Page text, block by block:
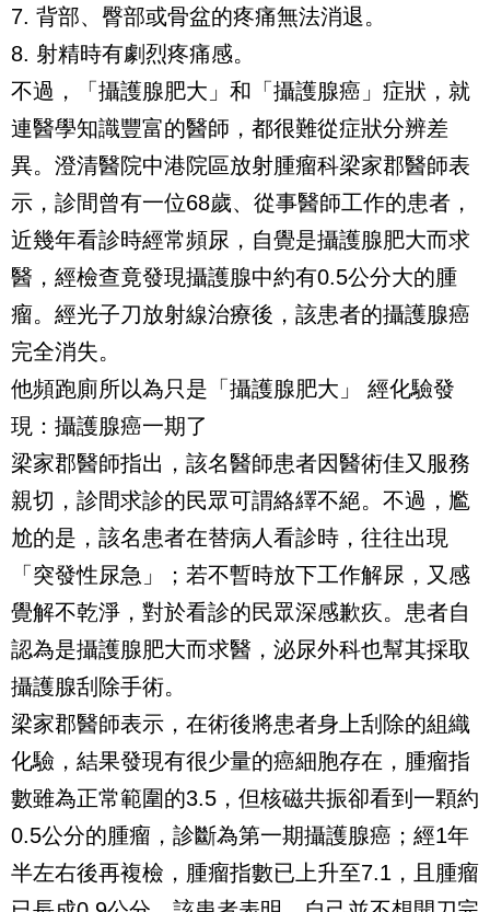
7. 背部、臀部或骨盆的疼痛無法消退。
8. 射精時有劇烈疼痛感。
不過，「攝護腺肥大」和「攝護腺癌」症狀，就
連醫學知識豐富的醫師，都很難從症狀分辨差
異。澄清醫院中港院區放射腫瘤科梁家郡醫師表
示，診間曾有一位68歲、從事醫師工作的患者，
近幾年看診時經常頻尿，自覺是攝護腺肥大而求
醫，經檢查竟發現攝護腺中約有0.5公分大的腫
瘤。經光子刀放射線治療後，該患者的攝護腺癌
完全消失。
他頻跑廁所以為只是「攝護腺肥大」 經化驗發
現：攝護腺癌一期了
梁家郡醫師指出，該名醫師患者因醫術佳又服務
親切，診間求診的民眾可謂絡繹不絕。不過，尷
尬的是，該名患者在替病人看診時，往往出現
「突發性尿急」；若不暫時放下工作解尿，又感
覺解不乾淨，對於看診的民眾深感歉疚。患者自
認為是攝護腺肥大而求醫，泌尿外科也幫其採取
攝護腺刮除手術。
梁家郡醫師表示，在術後將患者身上刮除的組織
化驗，結果發現有很少量的癌細胞存在，腫瘤指
數雖為正常範圍的3.5，但核磁共振卻看到一顆約
0.5公分的腫瘤，診斷為第一期攝護腺癌；經1年
半左右後再複檢，腫瘤指數已上升至7.1，且腫瘤